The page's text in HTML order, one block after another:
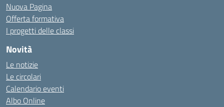
Nuova Pagina
Offerta formativa
I progetti delle classi
Novità
Le notizie
Le circolari
Calendario eventi
Albo Online